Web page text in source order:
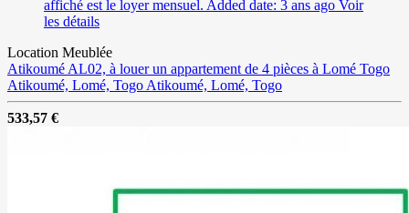
affiché est le loyer mensuel. Added date: 3 ans ago Voir
les détails
Location Meublée
Atikoumé AL02, à louer un appartement de 4 pièces à Lomé Togo
Atikoumé, Lomé, Togo Atikoumé, Lomé, Togo
533,57 €